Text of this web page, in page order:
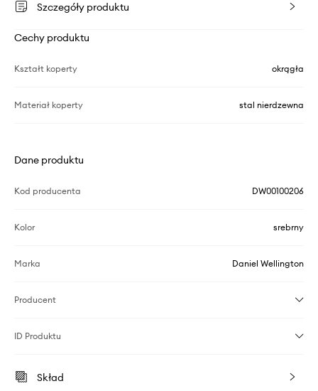
Szczegóły produktu
Cechy produktu
Kształt koperty okrągła
Materiał koperty stal nierdzewna
Dane produktu
Kod producenta DW00100206
Kolor srebrny
Marka Daniel Wellington
Producent
ID Produktu
Skład